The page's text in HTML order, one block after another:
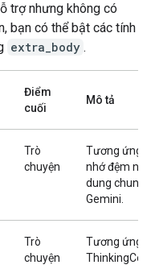
trợ nhưng không có
bạn có thể bật các tính
extra_body .
Điểm
cuối
Mô tả
Trò
chuyện
Tương ứng
nhớ đệm nội
dung chung
Gemini.
Trò
chuyện
Tương ứng